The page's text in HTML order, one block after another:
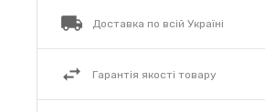
Доставка по всій Україні
Гарантія якості товару